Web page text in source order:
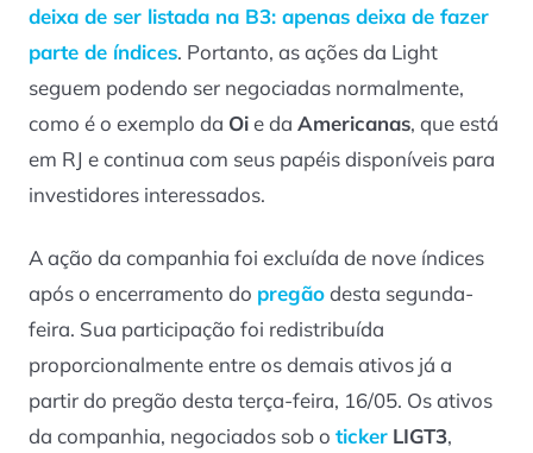
deixa de ser listada na B3: apenas deixa de fazer
parte de índices. Portanto, as ações da Light
seguem podendo ser negociadas normalmente,
como é o exemplo da Oie da Americanas, que está
em RJ e continua com seus papéis disponíveis para
investidores interessados.
A ação da companhia foi excluída de nove índices
após o encerramento do pregãodesta segunda-
feira. Sua participação foi redistribuída
proporcionalmente entre os demais ativos já a
partir do pregão desta terça-feira, 16/05. Os ativos
da companhia, negociados sob o ticker LIGT3,